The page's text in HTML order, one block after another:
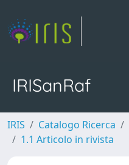
IRISanRaf
IRIS Catalogo Ricerca
1.1 Articolo in rivista